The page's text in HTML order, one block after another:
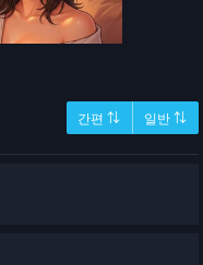
간편 ⇅ 일반 ⇅